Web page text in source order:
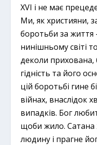
XVI і не має
Ми, як християни,
боротьби за життя
нинішньому світі
деколи
гідність та його
цій боротьбі гине
війнах, внаслідок
випадків. Бог
щоби жило. Сатана
людину і прагне